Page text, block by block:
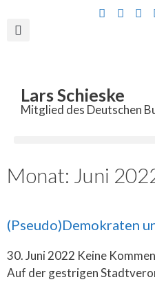
Lars Schieske
Mitglied des Deutschen
Monat: Juni
(Pseudo)Demokraten
30. Juni 2022 Keine
Auf der gestrigen